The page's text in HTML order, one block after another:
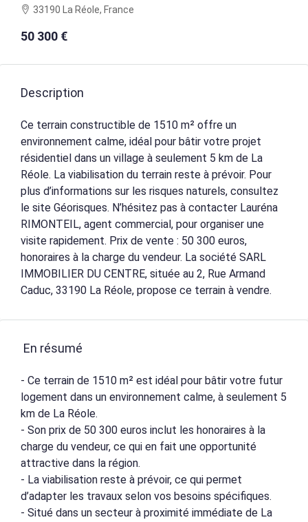
33190 La Réole, France
50 300 €
Description
Ce terrain constructible de 1510 m² offre un
environnement calme, idéal pour bâtir votre projet
résidentiel dans un village à seulement 5 km de La
Réole. La viabilisation du terrain reste à prévoir. Pour
plus d’informations sur les risques naturels, consultez
le site Géorisques. N’hésitez pas à contacter Lauréna
RIMONTEIL, agent commercial, pour organiser une
visite rapidement. Prix de vente : 50 300 euros,
honoraires à la charge du vendeur. La société SARL
IMMOBILIER DU CENTRE, située au 2, Rue Armand
Caduc, 33190 La Réole, propose ce terrain à vendre.
En résumé
- Ce terrain de 1510 m² est idéal pour bâtir votre futur
logement dans un environnement calme, à seulement 5
km de La Réole.
- Son prix de 50 300 euros inclut les honoraires à la
charge du vendeur, ce qui en fait une opportunité
attractive dans la région.
- La viabilisation reste à prévoir, ce qui permet
d’adapter les travaux selon vos besoins spécifiques.
- Situé dans un secteur à proximité immédiate de La